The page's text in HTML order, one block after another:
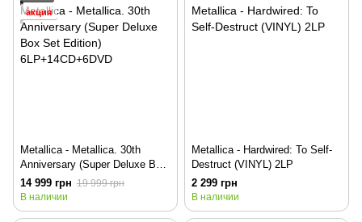
акция
Metallica - Metallica. 30th
Anniversary (Super Deluxe Box
Set Edition) 6LP+14CD+6DVD
14 999 грн 19 999 грн
В наличии
Metallica - Hardwired: To Self-
Destruct (VINYL) 2LP
2 299 грн
В наличии